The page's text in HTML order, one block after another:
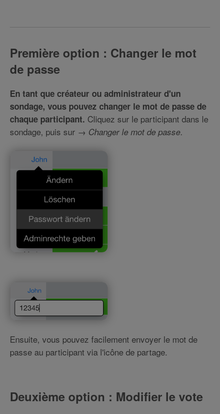
Première option : Changer le mot
de passe
En tant que créateur ou administrateur d'un
sondage, vous pouvez changer le mot de passe de
chaque participant. Cliquez sur le participant dans le
sondage, puis sur → Changer le mot de passe.
Ensuite, vous pouvez facilement envoyer le mot de
passe au participant via l'icône de partage.
Deuxième option : Modifier le vote